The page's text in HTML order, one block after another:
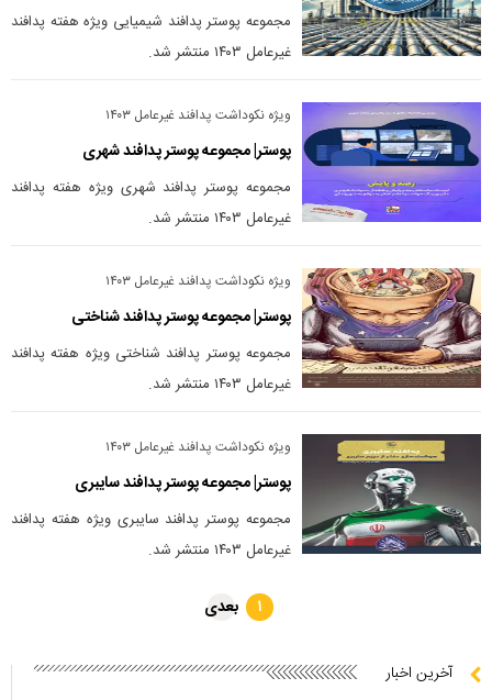
مجموعه پوستر پدافند شیمیایی ویژه هفته پدافند
غیرعامل ۱۴۰۳ منتشر شد.
ویژه نکوداشت پدافند غیرعامل ۱۴۰۳
پوستر| مجموعه پوستر پدافند شهری
مجموعه پوستر پدافند شهری ویژه هفته پدافند
غیرعامل ۱۴۰۳ منتشر شد.
ویژه نکوداشت پدافند غیرعامل ۱۴۰۳
پوستر| مجموعه پوستر پدافند شناختی
مجموعه پوستر پدافند شناختی ویژه هفته پدافند
غیرعامل ۱۴۰۳ منتشر شد.
ویژه نکوداشت پدافند غیرعامل ۱۴۰۳
پوستر| مجموعه پوستر پدافند سایبری
مجموعه پوستر پدافند سایبری ویژه هفته پدافند
غیرعامل ۱۴۰۳ منتشر شد.
۱ بعدی
آخرین اخبار